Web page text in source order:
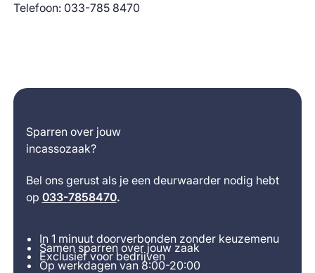
Telefoon: 033-785 8470
Sparren over jouw
incassozaak?
Bel ons gerust als je een deurwaarder nodig hebt
op 033-7858470.
In 1 minuut doorverbonden zonder keuzemenu
Samen sparren over jouw zaak
Exclusief voor bedrijven
Op werkdagen van 8:00-20:00